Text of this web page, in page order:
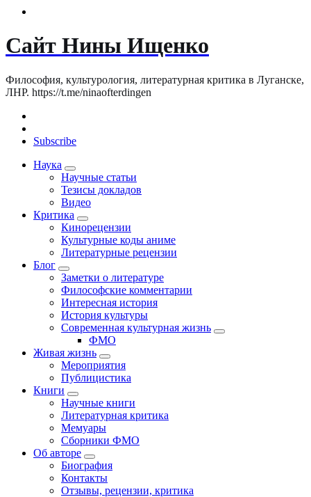
Сайт Нины Ищенко
Философия, культурология, литературная критика в Луганске,
ЛНР. https://t.me/ninaofterdingen
Subscribe
Наука
Научные статьи
Тезисы докладов
Видео
Критика
Кинорецензии
Культурные коды аниме
Литературные рецензии
Блог
Заметки о литературе
Философские комментарии
Интересная история
История культуры
Современная культурная жизнь
ФМО
Живая жизнь
Мероприятия
Публицистика
Книги
Научные книги
Литературная критика
Мемуары
Сборники ФМО
Об авторе
Биография
Контакты
Отзывы, рецензии, критика